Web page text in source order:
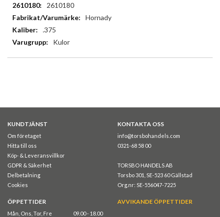
Mer
information
2610180
Hornady
.375
Kulor
KUNDTJÄNST
Om företaget
Hitta till oss
Köp- & Leveransvillkor
GDPR & Säkerhet
Delbetalning
Cookies
KONTAKTA OSS
info@torsbohandels.com
0321-68 58 00
TORSBO HANDELS AB
Torsbo 301, SE-523 60 Gällstad
Org.nr: SE-556047-7225
ÖPPETTIDER
Mån, Ons, Tor, Fre 09.00 - 18.00
AVVIKANDE ÖPPETTIDER